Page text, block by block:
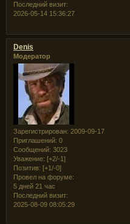
Последний визит:
2026-05-14 15:36:27
Denis
Модератор
Зарегистрирован: 2009-09-17
Приглашений: 0
Сообщений: 3023
Уважение: [+2/-1]
Позитив: [+1/-0]
Провел на форуме:
5 дней 21 час
Последний визит:
2025-08-09 08:05:29